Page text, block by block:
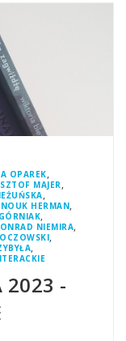
OPAREK,
MAJER,
,
HERMAN,
,
NIEMIRA,
,
,
2023 -